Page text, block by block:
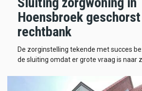
Hoensbroek
rechtbank
De zorginstelling tekende met succes
de sluiting omdat er grote vraag is naar